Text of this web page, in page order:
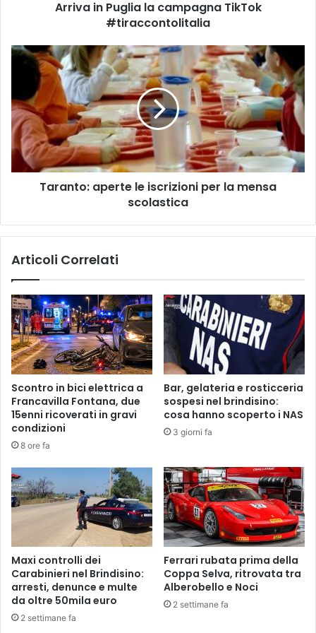
i
c
a
p
T
k
k
#
t
i
r
a
c
c
o
t
o
l
i
t
i
a
Arriva in Puglia la campagna TikTok
#tiraccontolitalia
T
a
n
t
:
a
l
s
c
r
i
z
o
n
r
l
a
m
s
a
s
c
o
Taranto: aperte le iscrizioni per la mensa
scolastica
Articoli Correlati
Scontro in bici elettrica a
Francavilla Fontana, due
15enni ricoverati in gravi
condizioni
8 ore fa
Bar, gelateria e rosticceria
sospesi nel brindisino:
cosa hanno scoperto i NAS
3 giorni fa
Maxi controlli dei
Carabinieri nel Brindisino:
arresti, denunce e multe
da oltre 50mila euro
2 settimane fa
Ferrari rubata prima della
Coppa Selva, ritrovata tra
Alberobello e Noci
2 settimane fa